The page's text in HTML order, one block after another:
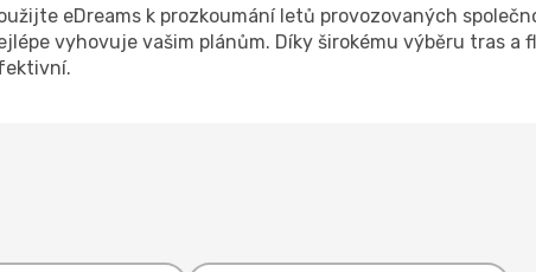
eDreams k prozkoumání letů provozovaných
vyhovuje vašim plánům. Díky širokému výběru tras